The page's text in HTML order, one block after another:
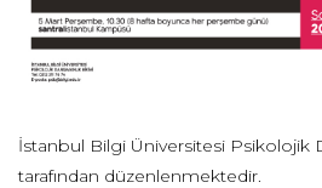
İstanbul Bilgi Üniversitesi Psikolojik
tarafından düzenlenmektedir.